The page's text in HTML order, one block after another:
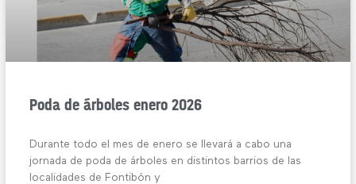
Poda de árboles enero 2026
Durante todo el mes de enero se llevará a cabo una
jornada de poda de árboles en distintos barrios de las
localidades de Fontibón y